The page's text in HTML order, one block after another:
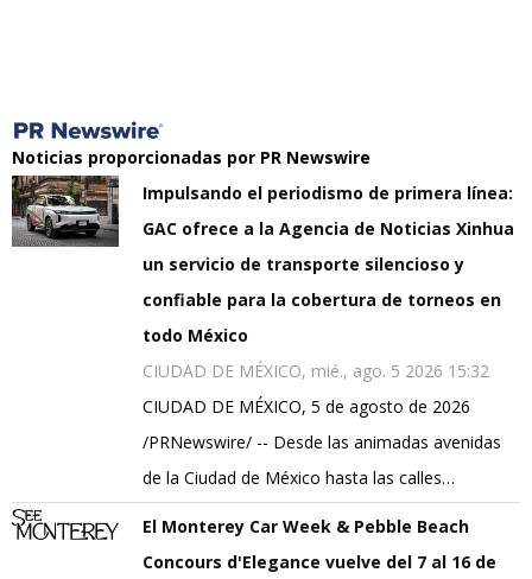
Noticias proporcionadas por PR Newswire
Impulsando el periodismo de primera línea:
GAC ofrece a la Agencia de Noticias Xinhua
un servicio de transporte silencioso y
confiable para la cobertura de torneos en
todo México
CIUDAD DE MÉXICO, mié., ago. 5 2026 15:32
CIUDAD DE MÉXICO, 5 de agosto de 2026
/PRNewswire/ -- Desde las animadas avenidas
de la Ciudad de México hasta las calles…
El Monterey Car Week & Pebble Beach
Concours d'Elegance vuelve del 7 al 16 de